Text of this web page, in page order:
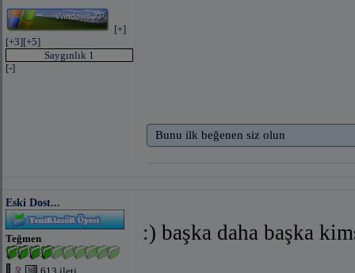
[+]
[+3][+5]
Saygınlık 1
[-]
Bunu ilk beğenen siz olun
Eski Dost...
Teğmen :) başka daha başka